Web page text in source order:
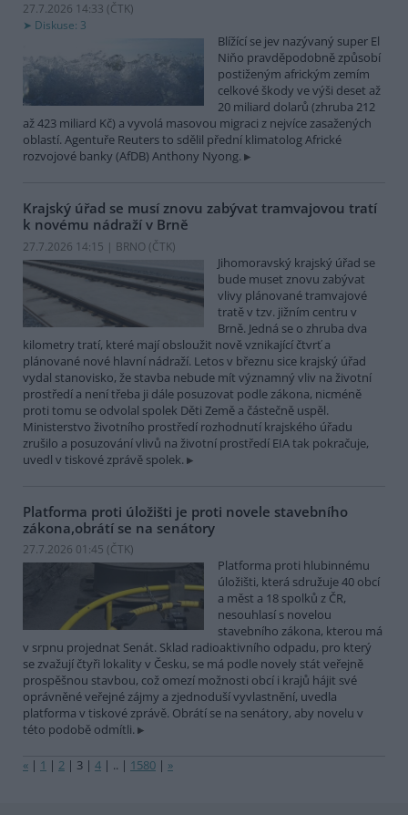
27.7.2026 14:33 (ČTK)
Diskuse: 3
Blížící se jev nazývaný super El
Niňo pravděpodobně způsobí
postiženým africkým zemím
celkové škody ve výši deset až
20 miliard dolarů (zhruba 212
až 423 miliard Kč) a vyvolá masovou migraci z nejvíce zasažených
oblastí. Agentuře Reuters to sdělil přední klimatolog Africké
rozvojové banky (AfDB) Anthony Nyong.
Krajský úřad se musí znovu zabývat tramvajovou tratí
k novému nádraží v Brně
27.7.2026 14:15 | BRNO (ČTK)
Jihomoravský krajský úřad se
bude muset znovu zabývat
vlivy plánované tramvajové
tratě v tzv. jižním centru v
Brně. Jedná se o zhruba dva
kilometry tratí, které mají obsloužit nově vznikající čtvrť a
plánované nové hlavní nádraží. Letos v březnu sice krajský úřad
vydal stanovisko, že stavba nebude mít významný vliv na životní
prostředí a není třeba ji dále posuzovat podle zákona, nicméně
proti tomu se odvolal spolek Děti Země a částečně uspěl.
Ministerstvo životního prostředí rozhodnutí krajského úřadu
zrušilo a posuzování vlivů na životní prostředí EIA tak pokračuje,
uvedl v tiskové zprávě spolek.
Platforma proti úložišti je proti novele stavebního
zákona,obrátí se na senátory
27.7.2026 01:45 (ČTK)
Platforma proti hlubinnému
úložišti, která sdružuje 40 obcí
a měst a 18 spolků z ČR,
nesouhlasí s novelou
stavebního zákona, kterou má
v srpnu projednat Senát. Sklad radioaktivního odpadu, pro který
se zvažují čtyři lokality v Česku, se má podle novely stát veřejně
prospěšnou stavbou, což omezí možnosti obcí i krajů hájit své
oprávněné veřejné zájmy a zjednoduší vyvlastnění, uvedla
platforma v tiskové zprávě. Obrátí se na senátory, aby novelu v
této podobě odmítli.
« | 1 | 2 | 3 | 4 | .. | 1580 | »